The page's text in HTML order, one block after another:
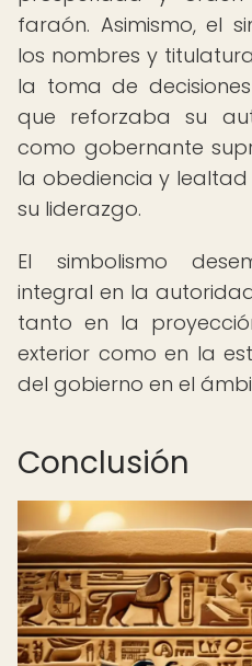
faraón. Asimismo, el
los nombres y
la toma de
que reforzaba su
como gobernante
la obediencia y
su liderazgo.
El simbolismo
integral en la
tanto en la
exterior como en la
del gobierno en el
Conclusión